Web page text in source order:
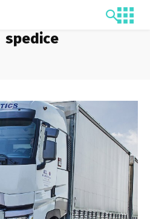
spedice